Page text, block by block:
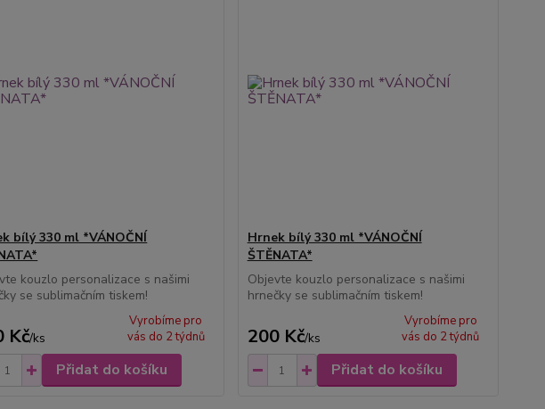
bílý 330 ml *VÁNOČNÍ
kouzlo personalizace s našimi
se sublimačním tiskem!
Kč/ks
Vyrobíme pro
vás do 2 týdnů
Přidat do košíku
Hrnek bílý 330 ml *VÁNOČNÍ
ŠTĚNATA*
Objevte kouzlo personalizace s našimi
hrnečky se sublimačním tiskem!
200 Kč/ks
Vyrobíme pro
vás do 2 týdnů
Přidat do košíku